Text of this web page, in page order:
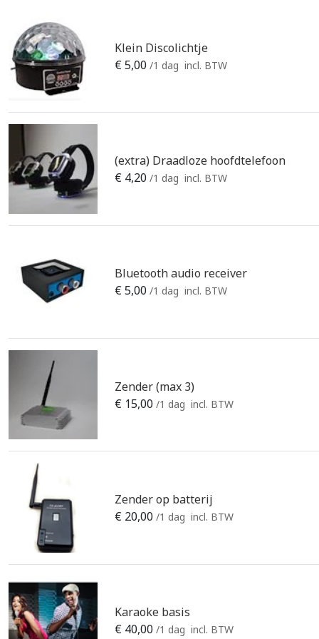
Klein Discolichtje
€ 5,00 /1 dag incl. BTW
(extra) Draadloze hoofdtelefoon
€ 4,20 /1 dag incl. BTW
Bluetooth audio receiver
€ 5,00 /1 dag incl. BTW
Zender (max 3)
€ 15,00 /1 dag incl. BTW
Zender op batterij
€ 20,00 /1 dag incl. BTW
Karaoke basis
€ 40,00 /1 dag incl. BTW